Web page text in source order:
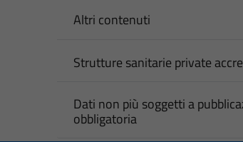
Altri contenuti
Strutture sanitarie private
Dati non più soggetti a
obbligatoria